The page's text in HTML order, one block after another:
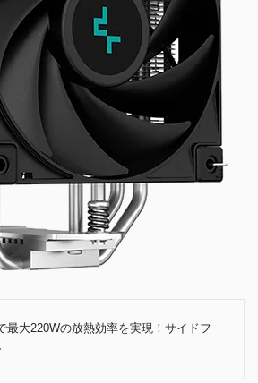
最大220Wの放熱効率を実現！サイドフ